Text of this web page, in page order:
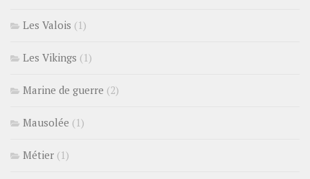
Les Valois (1)
Les Vikings (1)
Marine de guerre (2)
Mausolée (1)
Métier (1)